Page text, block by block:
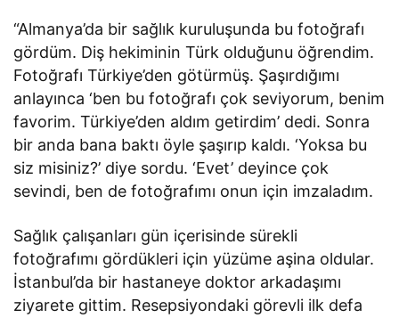
“Almanya’da bir sağlık kuruluşunda bu fotoğrafı
gördüm. Diş hekiminin Türk olduğunu öğrendim.
Fotoğrafı Türkiye’den götürmüş. Şaşırdığımı
anlayınca ‘ben bu fotoğrafı çok seviyorum, benim
favorim. Türkiye’den aldım getirdim’ dedi. Sonra
bir anda bana baktı öyle şaşırıp kaldı. ‘Yoksa bu
siz misiniz?’ diye sordu. ‘Evet’ deyince çok
sevindi, ben de fotoğrafımı onun için imzaladım.
Sağlık çalışanları gün içerisinde sürekli
fotoğrafımı gördükleri için yüzüme aşina oldular.
İstanbul’da bir hastaneye doktor arkadaşımı
ziyarete gittim. Resepsiyondaki görevli ilk defa